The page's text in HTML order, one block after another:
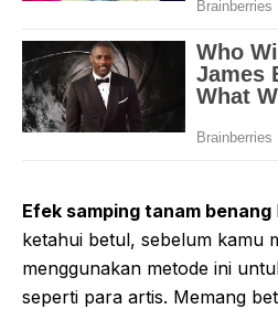
Efek samping tanam benang
ketahui betul, sebelum kamu
menggunakan metode ini
seperti para artis. Memang